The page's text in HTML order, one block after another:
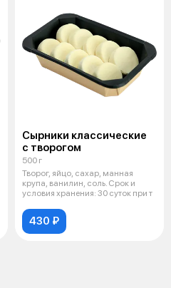
Сырники классические
с творогом
500 г
Творог, яйцо, сахар, манная
крупа, ванилин, соль. Срок и
условия хранения: 30 суток при т
430 ₽